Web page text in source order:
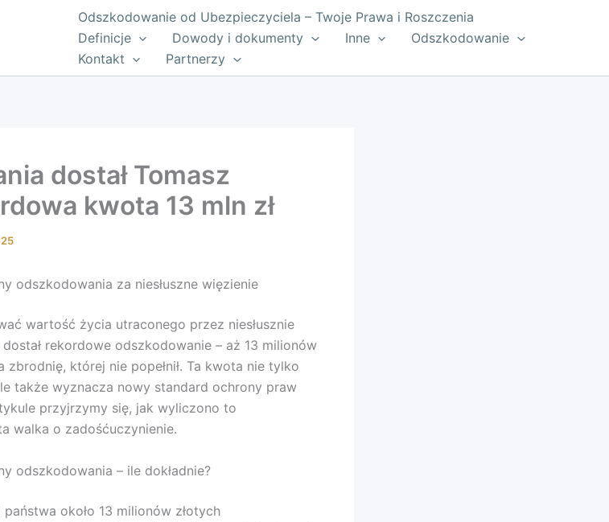
Odszkodowanie od Ubezpieczyciela – Twoje Prawa i Roszczenia
Definicje
Dowody i dokumenty Inne
Odszkodowanie
Kontakt
Partnerzy
dostał Tomasz
kwota 13 mln zł
odszkodowania za niesłuszne więzienie
wartość życia utraconego przez niesłusznie
rekordowe odszkodowanie – aż 13 milionów
zbrodnię, której nie popełnił. Ta kwota nie tylko
także wyznacza nowy standard ochrony praw
przyjrzymy się, jak wyliczono to
walka o zadośćuczynienie.
odszkodowania – ile dokładnie?
około 13 milionów złotych